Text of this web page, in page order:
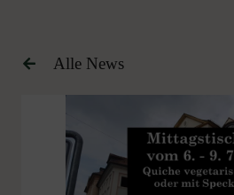
Alle News